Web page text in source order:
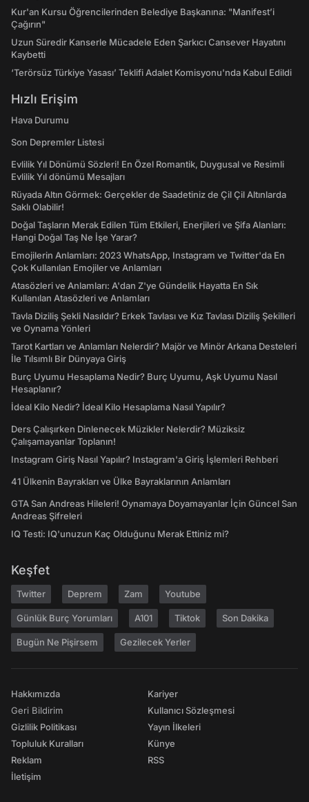
Kur'an Kursu Öğrencilerinden Belediye Başkanına: "Manifest’i
Çağırın"
Uzun Süredir Kanserle Mücadele Eden Şarkıcı Cansever Hayatını
Kaybetti
‘Terörsüz Türkiye Yasası’ Teklifi Adalet Komisyonu'nda Kabul Edildi
Hızlı Erişim
Hava Durumu
Son Depremler Listesi
Evlilik Yıl Dönümü Sözleri! En Özel Romantik, Duygusal ve Resimli
Evlilik Yıl dönümü Mesajları
Rüyada Altın Görmek: Gerçekler de Saadetiniz de Çil Çil Altınlarda
Saklı Olabilir!
Doğal Taşların Merak Edilen Tüm Etkileri, Enerjileri ve Şifa Alanları:
Hangi Doğal Taş Ne İşe Yarar?
Emojilerin Anlamları: 2023 WhatsApp, Instagram ve Twitter'da En
Çok Kullanılan Emojiler ve Anlamları
Atasözleri ve Anlamları: A'dan Z'ye Gündelik Hayatta En Sık
Kullanılan Atasözleri ve Anlamları
Tavla Diziliş Şekli Nasıldır? Erkek Tavlası ve Kız Tavlası Diziliş Şekilleri
ve Oynama Yönleri
Tarot Kartları ve Anlamları Nelerdir? Majör ve Minör Arkana Desteleri
İle Tılsımlı Bir Dünyaya Giriş
Burç Uyumu Hesaplama Nedir? Burç Uyumu, Aşk Uyumu Nasıl
Hesaplanır?
İdeal Kilo Nedir? İdeal Kilo Hesaplama Nasıl Yapılır?
Ders Çalışırken Dinlenecek Müzikler Nelerdir? Müziksiz
Çalışamayanlar Toplanın!
Instagram Giriş Nasıl Yapılır? Instagram'a Giriş İşlemleri Rehberi
41 Ülkenin Bayrakları ve Ülke Bayraklarının Anlamları
GTA San Andreas Hileleri! Oynamaya Doyamayanlar İçin Güncel San
Andreas Şifreleri
IQ Testi: IQ'unuzun Kaç Olduğunu Merak Ettiniz mi?
Keşfet
Twitter Deprem Zam Youtube
Günlük Burç Yorumları A101 Tiktok Son Dakika
Bugün Ne Pişirsem Gezilecek Yerler
Hakkımızda
Geri Bildirim
Gizlilik Politikası
Topluluk Kuralları
Reklam
İletişim
Kariyer
Kullanıcı Sözleşmesi
Yayın İlkeleri
Künye
RSS